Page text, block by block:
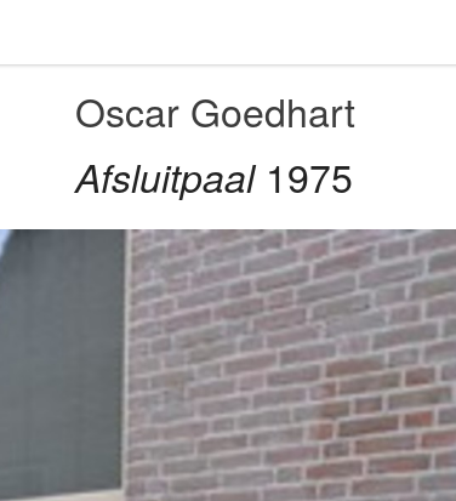
Oscar Goedhart
Afsluitpaal 1975